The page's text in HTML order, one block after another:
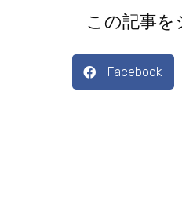
この記事を
Facebook